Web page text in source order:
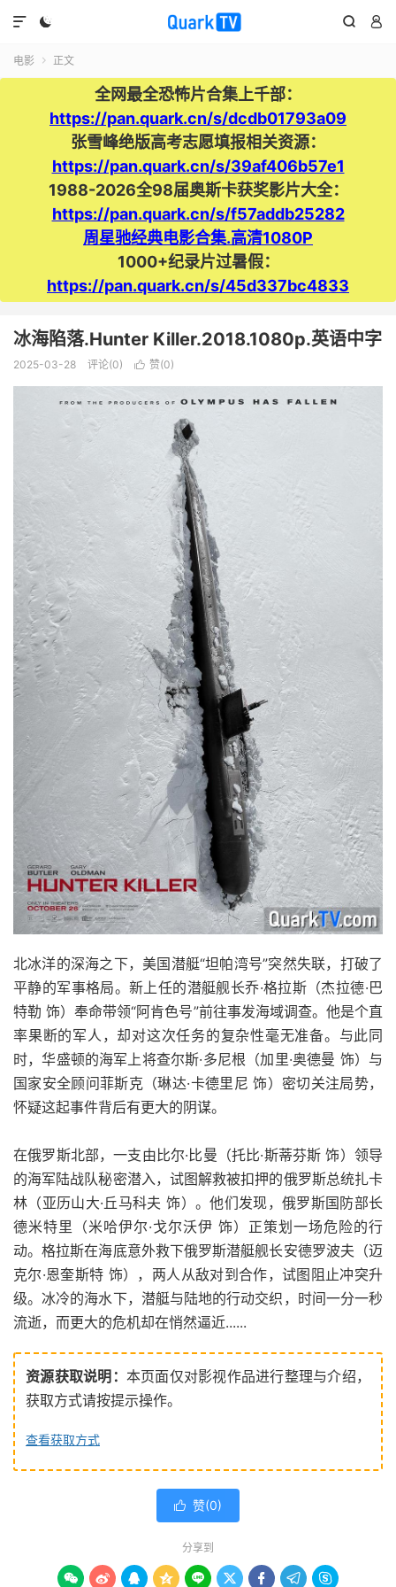
  

电影  正文
全网最全恐怖片合集上千部：
https://pan.quark.cn/s/dcdb01793a09
张雪峰绝版高考志愿填报相关资源：
https://pan.quark.cn/s/39af406b57e1
1988-2026全98届奥斯卡获奖影片大全：
https://pan.quark.cn/s/f57addb25282
周星驰经典电影合集.高清1080P
1000+纪录片过暑假：
https://pan.quark.cn/s/45d337bc4833
冰海陷落.Hunter Killer.2018.1080p.英语中字
2025-03-28 评论(0)  赞(0)
北冰洋的深海之下，美国潜艇“坦帕湾号”突然失联，打破了
平静的军事格局。新上任的潜艇舰长乔·格拉斯（杰拉德·巴
特勒 饰）奉命带领“阿肯色号”前往事发海域调查。他是个直
率果断的军人，却对这次任务的复杂性毫无准备。与此同
时，华盛顿的海军上将查尔斯·多尼根（加里·奥德曼 饰）与
国家安全顾问菲斯克（琳达·卡德里尼 饰）密切关注局势，
怀疑这起事件背后有更大的阴谋。
在俄罗斯北部，一支由比尔·比曼（托比·斯蒂芬斯 饰）领导
的海军陆战队秘密潜入，试图解救被扣押的俄罗斯总统扎卡
林（亚历山大·丘马科夫 饰）。他们发现，俄罗斯国防部长
德米特里（米哈伊尔·戈尔沃伊 饰）正策划一场危险的行
动。格拉斯在海底意外救下俄罗斯潜艇舰长安德罗波夫（迈
克尔·恩奎斯特 饰），两人从敌对到合作，试图阻止冲突升
级。冰冷的海水下，潜艇与陆地的行动交织，时间一分一秒
流逝，而更大的危机却在悄然逼近......
资源获取说明： 本页面仅对影视作品进行整理与介绍，
获取方式请按提示操作。
查看获取方式
 赞(0)
分享到
        